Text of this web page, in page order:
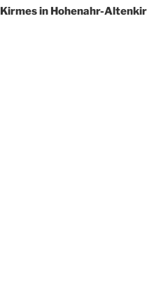
Kirmes in Hohenahr-